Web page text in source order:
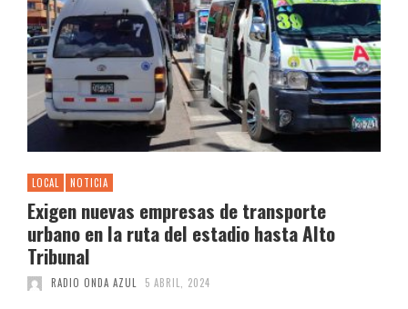
LOCAL NOTICIA
Exigen nuevas empresas de transporte
urbano en la ruta del estadio hasta Alto
Tribunal
RADIO ONDA AZUL 5 ABRIL, 2024